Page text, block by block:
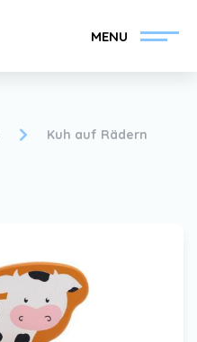
MENU
Finden Sie Ihren VIB®-
Händler
Kuh auf Rädern